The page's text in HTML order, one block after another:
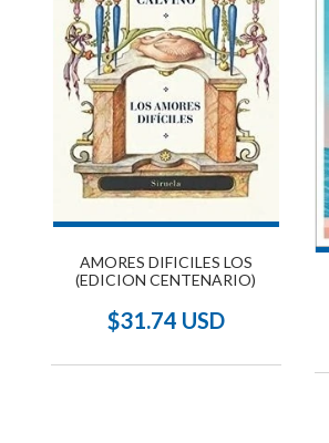
AMORES DIFICILES LOS
(EDICION CENTENARIO)
$31.74 USD